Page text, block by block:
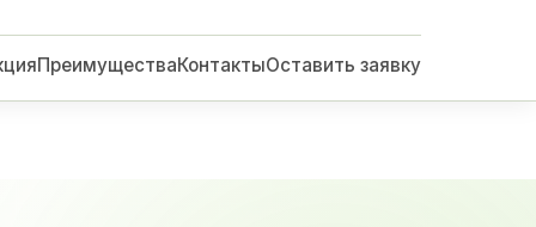
ПреимуществаКонтактыОставить заявку